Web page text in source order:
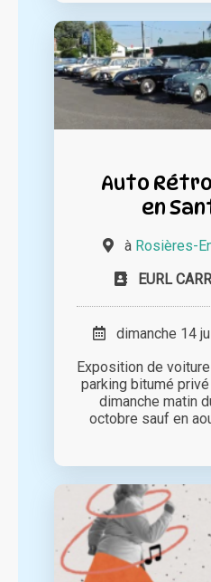
Auto
en
à Rosières-
EURL
dimanche 14
Exposition de
parking bitumé
dimanche matin
octobre sauf en